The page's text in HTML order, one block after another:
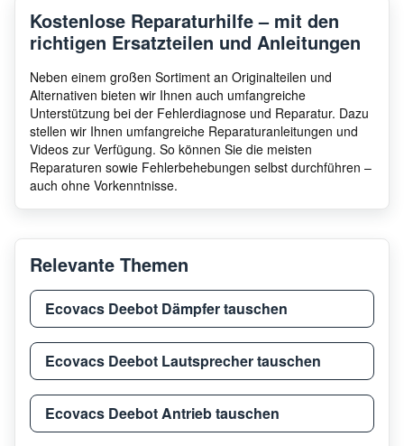
Kostenlose Reparaturhilfe – mit den
richtigen Ersatzteilen und Anleitungen
Neben einem großen Sortiment an Originalteilen und
Alternativen bieten wir Ihnen auch umfangreiche
Unterstützung bei der Fehlerdiagnose und Reparatur. Dazu
stellen wir Ihnen umfangreiche Reparaturanleitungen und
Videos zur Verfügung. So können Sie die meisten
Reparaturen sowie Fehlerbehebungen selbst durchführen –
auch ohne Vorkenntnisse.
Relevante Themen
Ecovacs Deebot Dämpfer tauschen
Ecovacs Deebot Lautsprecher tauschen
Ecovacs Deebot Antrieb tauschen